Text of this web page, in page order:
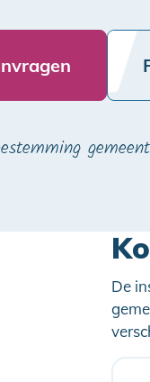
De